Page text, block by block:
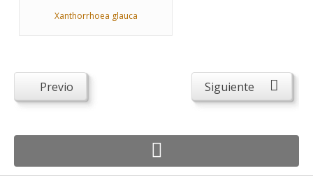
Xanthorrhoea glauca
Previo Siguiente